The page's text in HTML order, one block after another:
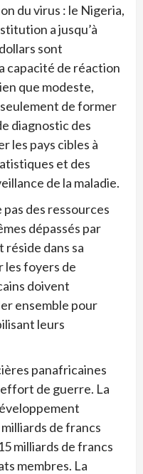
du virus : le Nigeria,
a jusqu’à
sont
capacité de réaction
que modeste,
de former
diagnostic des
les pays cibles à
et des
de la maladie.
pas des ressources
dépassés par
réside dans sa
les foyers de
doivent
ensemble pour
leurs
panafricaines
de guerre. La
de francs
milliards de francs
membres. La